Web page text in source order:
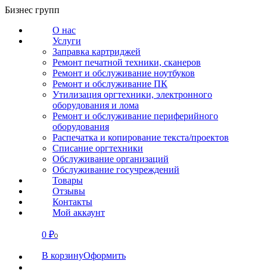
Перейти
содержанию
Бизнес групп
О нас
Услуги
Заправка картриджей
Ремонт печатной техники, сканеров
Ремонт и обслуживание ноутбуков
Ремонт и обслуживание ПК
Утилизация оргтехники, электронного
оборудования и лома
Ремонт и обслуживание периферийного
оборудования
Распечатка и копирование текста/проектов
Списание оргтехники
Обслуживание организаций
Обслуживание госучреждений
Товары
Отзывы
Контакты
Мой аккаунт
0 ₽0
В корзинуОформить
СВЯЗАТЬСЯ
О нас